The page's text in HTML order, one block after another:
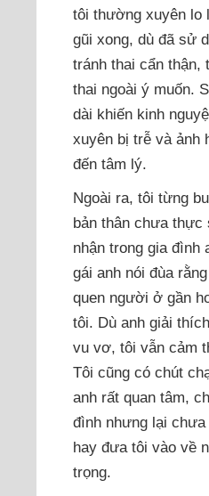
tôi thường xuyên lo
gũi xong, dù đã sử
tránh thai cẩn thận,
thai ngoài ý muốn.
dài khiến kinh
xuyên bị trễ và ảnh
đến tâm lý.
Ngoài ra, tôi từng
bản thân chưa
nhận trong gia đình
gái anh nói đùa
quen người ở gần
tôi. Dù anh giải
vu vơ, tôi vẫn cảm
Tôi cũng có chút
anh rất quan tâm,
đình nhưng lại
hay đưa tôi vào về
trọng.